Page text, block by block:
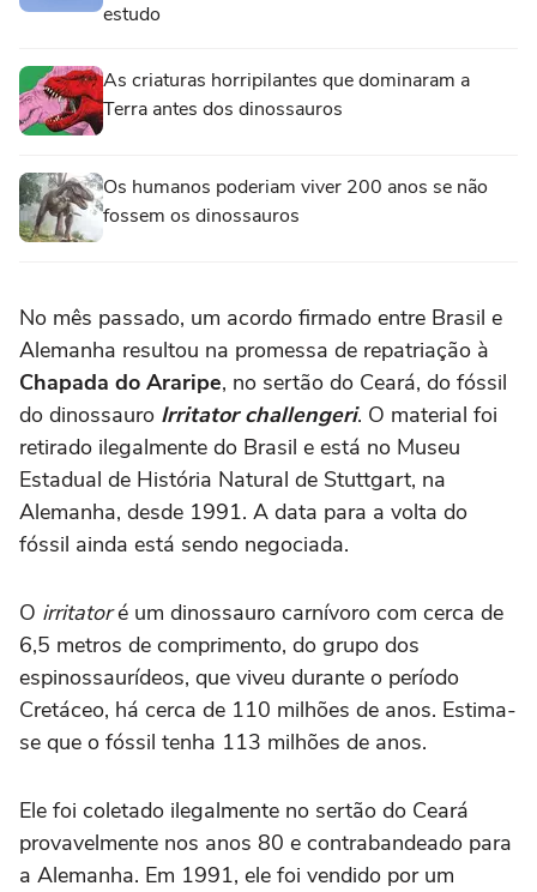
estudo
As criaturas horripilantes que dominaram a
Terra antes dos dinossauros
Os humanos poderiam viver 200 anos se não
fossem os dinossauros
No mês passado, um acordo firmado entre Brasil e
Alemanha resultou na promessa de repatriação à
Chapada do Araripe, no sertão do Ceará, do fóssil
do dinossauro Irritator challengeri. O material foi
retirado ilegalmente do Brasil e está no Museu
Estadual de História Natural de Stuttgart, na
Alemanha, desde 1991. A data para a volta do
fóssil ainda está sendo negociada.
O irritatoré um dinossauro carnívoro com cerca de
6,5 metros de comprimento, do grupo dos
espinossaurídeos, que viveu durante o período
Cretáceo, há cerca de 110 milhões de anos. Estima-
se que o fóssil tenha 113 milhões de anos.
Ele foi coletado ilegalmente no sertão do Ceará
provavelmente nos anos 80 e contrabandeado para
a Alemanha. Em 1991, ele foi vendido por um